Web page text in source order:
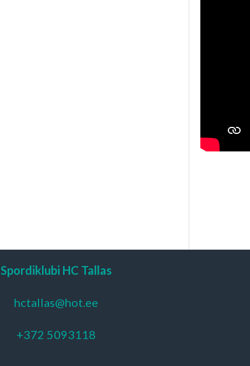
Spordiklubi HC Tallas
hctallas@hot.ee
+372 5093118